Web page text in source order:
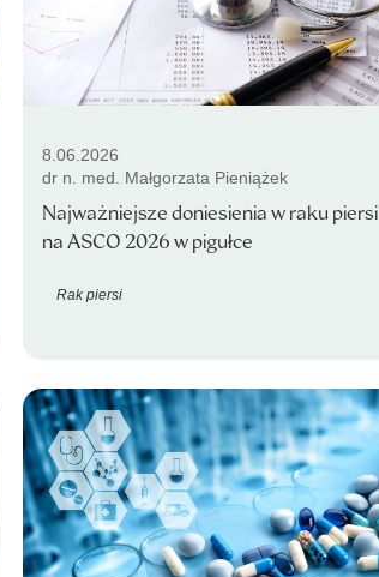
8.06.2026
dr n. med. Małgorzata Pieniążek
Najważniejsze doniesienia w raku piersi
na ASCO 2026 w pigułce
Rak piersi